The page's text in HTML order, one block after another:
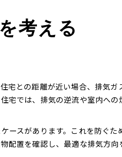
考える
宅との距離が近い場合、排気
宅では、排気の逆流や室内へ
ースがあります。これを防ぐ
置を確認し、最適な排気方向